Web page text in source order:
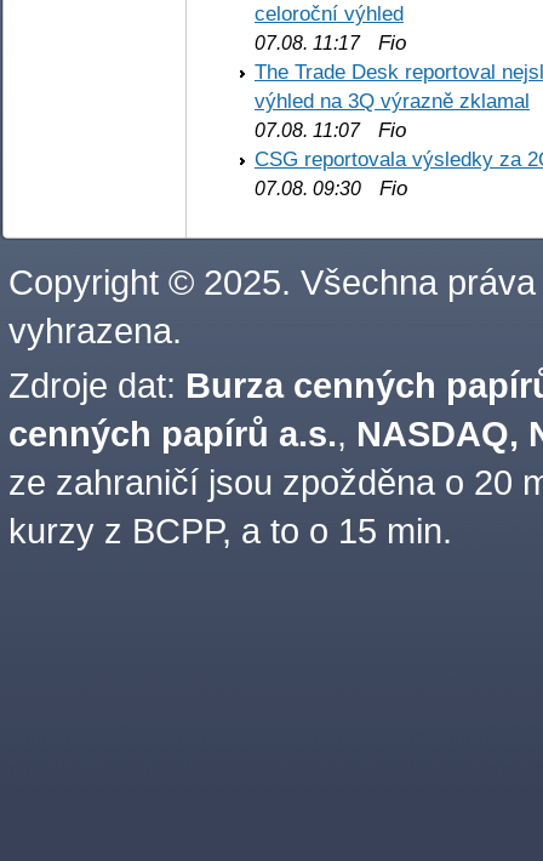
celoroční výhled
07.08. 11:17Fio
The Trade Desk reportoval
výhled na 3Q výrazně zklamal
07.08. 11:07Fio
CSG reportovala výsledky za
07.08. 09:30 Fio
Copyright © 2025. Všechna práva
vyhrazena.
Zdroje dat: Burza cenných
cenných papírů a.s., NASDAQ,
ze zahraničí jsou zpožděna o 20
kurzy z BCPP, a to o 15 min.